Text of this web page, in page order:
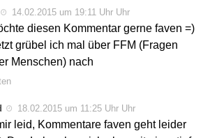
14.02.2015 um 19:11 Uhr Uhr
diesen Kommentar gerne faven =)
grübel ich mal über FFM (Fragen
Menschen) nach
18.02.2015 um 11:25 Uhr Uhr
leid, Kommentare faven geht leider